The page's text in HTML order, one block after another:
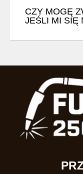
CZY MOGĘ
JEŚLI MI SIĘ